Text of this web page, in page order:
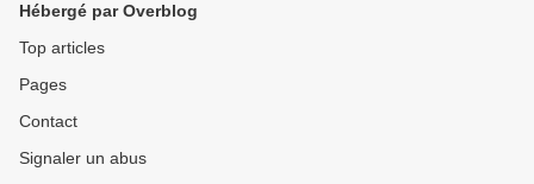
Hébergé par Overblog
Top articles
Pages
Contact
Signaler un abus